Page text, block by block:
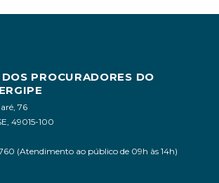
PROCURADORES DO
76
49015-100
(Atendimento ao público de 09h às 14h)